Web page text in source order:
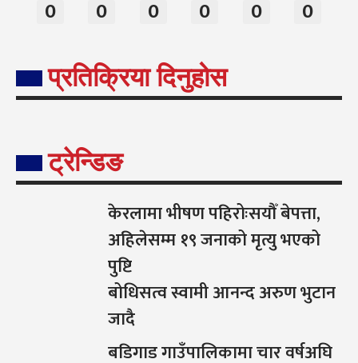
0 0 0 0 0 0
प्रतिक्रिया दिनुहोस
ट्रेन्डिङ
केरलामा भीषण पहिरोःसयौँ बेपत्ता,
अहिलेसम्म १९ जनाको मृत्यु भएको
पुष्टि
बोधिसत्व स्वामी आनन्द अरुण भुटान
जादै
बडिगाड गाउँपालिकामा चार वर्षअघि